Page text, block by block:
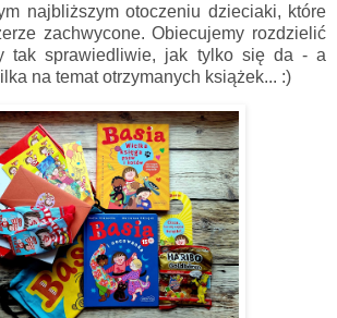
najbliższym otoczeniu dzieciaki, które
zachwycone. Obiecujemy rozdzielić
tak sprawiedliwie, jak tylko się da - a
na temat otrzymanych książek... :)